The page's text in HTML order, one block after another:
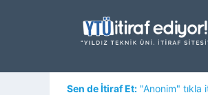
Sen de İtiraf Et: "Anonim" tıkla